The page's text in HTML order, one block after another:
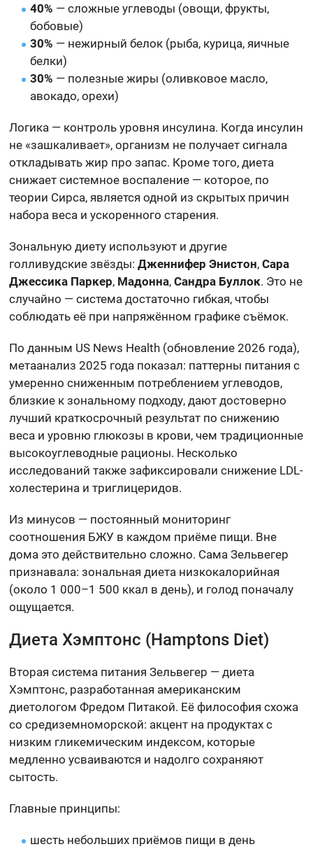
40% — сложные углеводы (овощи, фрукты,
бобовые)
30% — нежирный белок (рыба, курица, яичные
белки)
30% — полезные жиры (оливковое масло,
авокадо, орехи)
Логика — контроль уровня инсулина. Когда инсулин
не «зашкаливает», организм не получает сигнала
откладывать жир про запас. Кроме того, диета
снижает системное воспаление — которое, по
теории Сирса, является одной из скрытых причин
набора веса и ускоренного старения.
Зональную диету используют и другие
голливудские звёзды:Дженнифер Энистон,Сара
Джессика Паркер, Мадонна,Сандра Буллок. Это не
случайно — система достаточно гибкая, чтобы
соблюдать её при напряжённом графике съёмок.
По данным US News Health (обновление 2026 года),
метаанализ 2025 года показал: паттерны питания с
умеренно сниженным потреблением углеводов,
близкие к зональному подходу, дают достоверно
лучший краткосрочный результат по снижению
веса и уровню глюкозы в крови, чем традиционные
высокоуглеводные рационы. Несколько
исследований также зафиксировали снижение LDL-
холестерина и триглицеридов.
Из минусов — постоянный мониторинг
соотношения БЖУ в каждом приёме пищи. Вне
дома это действительно сложно. Сама Зельвегер
признавала: зональная диета низкокалорийная
(около 1 000–1 500 ккал в день), и голод поначалу
ощущается.
Диета Хэмптонс (Hamptons Diet)
Вторая система питания Зельвегер — диета
Хэмптонс, разработанная американским
диетологом Фредом Питакой. Её философия схожа
со средиземноморской: акцент на продуктах с
низким гликемическим индексом, которые
медленно усваиваются и надолго сохраняют
сытость.
Главные принципы:
шесть небольших приёмов пищи в день